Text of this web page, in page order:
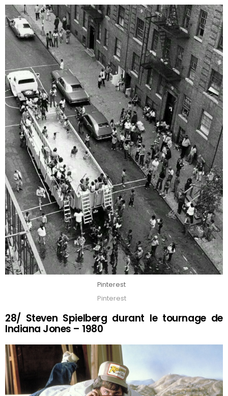
Pinterest
Pinterest
28/ Steven Spielberg durant le tournage de
Indiana Jones – 1980